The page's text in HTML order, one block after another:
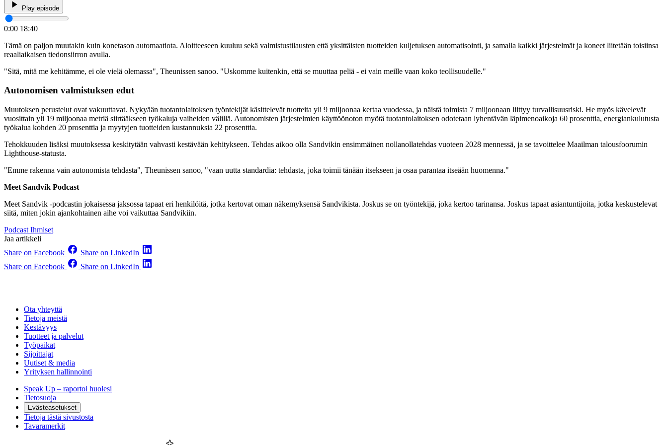
Play episode
0:00 18:40
Tämä on paljon muutakin kuin konetason automaatiota. Aloitteeseen kuuluu sekä valmistustilausten että yksittäisten tuotteiden kuljetuksen automatisointi, ja samalla kaikki järjestelmät ja koneet liitetään toisiinsa
reaaliaikaisen tiedonsiirron avulla.
"Sitä, mitä me kehitämme, ei ole vielä olemassa", Theunissen sanoo. "Uskomme kuitenkin, että se muuttaa peliä - ei vain meille vaan koko teollisuudelle."
Autonomisen valmistuksen edut
Muutoksen perustelut ovat vakuuttavat. Nykyään tuotantolaitoksen työntekijät käsittelevät tuotteita yli 9 miljoonaa kertaa vuodessa, ja näistä toimista 7 miljoonaan liittyy turvallisuusriski. He myös kävelevät
vuosittain yli 19 miljoonaa metriä siirtääkseen työkaluja vaiheiden välillä. Autonomisten järjestelmien käyttöönoton myötä tuotantolaitoksen odotetaan lyhentävän läpimenoaikoja 60 prosenttia, energiankulutusta
työkalua kohden 20 prosenttia ja myytyjen tuotteiden kustannuksia 22 prosenttia.
Tehokkuuden lisäksi muutoksessa keskitytään vahvasti kestävään kehitykseen. Tehdas aikoo olla Sandvikin ensimmäinen nollanollatehdas vuoteen 2028 mennessä, ja se tavoittelee Maailman talousfoorumin
Lighthouse-statusta.
"Emme rakenna vain autonomista tehdasta", Theunissen sanoo, "vaan uutta standardia: tehdasta, joka toimii tänään itsekseen ja osaa parantaa itseään huomenna."
Meet Sandvik Podcast
Meet Sandvik -podcastin jokaisessa jaksossa tapaat eri henkilöitä, jotka kertovat oman näkemyksensä Sandvikista. Joskus se on työntekijä, joka kertoo tarinansa. Joskus tapaat asiantuntijoita, jotka keskustelevat
siitä, miten jokin ajankohtainen aihe voi vaikuttaa Sandvikiin.
Podcast Ihmiset
Jaa artikkeli
Share on Facebook
Share on LinkedIn
Share on Facebook
Share on LinkedIn
Ota yhteyttä
Tietoja meistä
Kestävyys
Tuotteet ja palvelut
Työpaikat
Sijoittajat
Uutiset & media
Yrityksen hallinnointi
Speak Up – raportoi huolesi
Tietosuoja
Evästeasetukset
Tietoja tästä sivustosta
Tavaramerkit